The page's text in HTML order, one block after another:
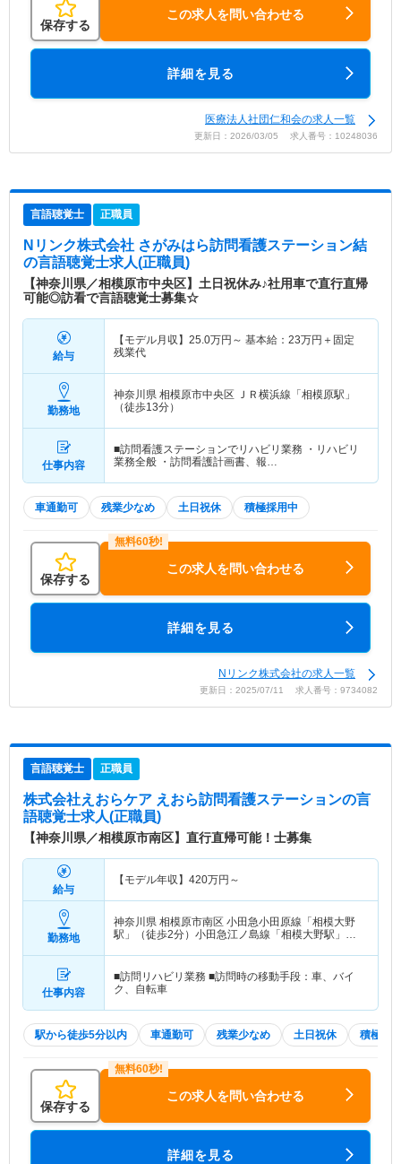
保存する
この求人を問い合わせる
詳細を見る
医療法人社団仁和会の求人一覧
更新日：2026/03/05 求人番号：10248036
言語聴覚士 正職員
Nリンク株式会社 さがみはら訪問看護ステーション結
の言語聴覚士求人(正職員)
【神奈川県／相模原市中央区】土日祝休み♪社用車で直行直帰
可能◎訪看で言語聴覚士募集☆
給与
【モデル月収】 25.0万円～ 基本給：23万円＋固定
残業代
勤務地
神奈川県 相模原市中央区 ＪＲ横浜線「相模原駅」
（徒歩13分）
仕事内容
■訪問看護ステーションでリハビリ業務 ・リハビリ
業務全般 ・訪問看護計画書、報…
車通勤可 残業少なめ 土日祝休 積極採用中
保存する
この求人を問い合わせる
詳細を見る
Nリンク株式会社の求人一覧
更新日：2025/07/11 求人番号：9734082
言語聴覚士 正職員
株式会社えおらケア えおら訪問看護ステーションの言
語聴覚士求人(正職員)
【神奈川県／相模原市南区】直行直帰可能！士募集
給与
【モデル年収】 420万円～
勤務地
神奈川県 相模原市南区 小田急小田原線「相模大野
駅」（徒歩2分）小田急江ノ島線「相模大野駅」
仕事内容
■訪問リハビリ業務 ■訪問時の移動手段：車、バイ
ク、自転車
駅から徒歩5分以内 車通勤可 残業少なめ 土日祝休 積極採
保存する
この求人を問い合わせる
詳細を見る